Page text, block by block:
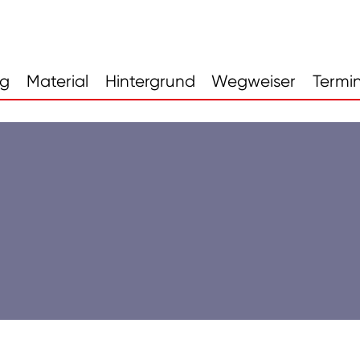
Material Hintergrund Wegweiser